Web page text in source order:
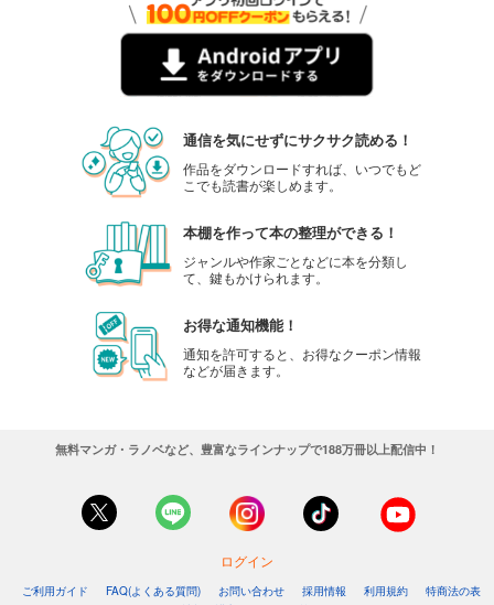
通信を気にせずにサクサク読める！
作品をダウンロードすれば、いつでもど
こでも読書が楽しめます。
本棚を作って本の整理ができる！
ジャンルや作家ごとなどに本を分類し
て、鍵もかけられます。
お得な通知機能！
通知を許可すると、お得なクーポン情報
などが届きます。
無料マンガ・ラノベなど、豊富なラインナップで188万冊以上配信中！
ログイン
ご利用ガイド FAQ(よくある質問) お問い合わせ 採用情報 利用規約
特商法の表